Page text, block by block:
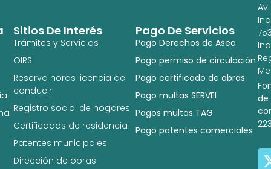
Pago De Servicios
Pago Derechos de Aseo
Pago permiso de circulación
Pago certificado de obras
Pago multas SERVEL
Pagos multas TAG
Pago patentes comerciales
Sitios De Interés
Trámites y Servicios
OIRS
Reserva horas licencia de
conducir
Registro social de hogares
Certificados de residencia
Patentes municipales
Dirección de obras
Av.
de